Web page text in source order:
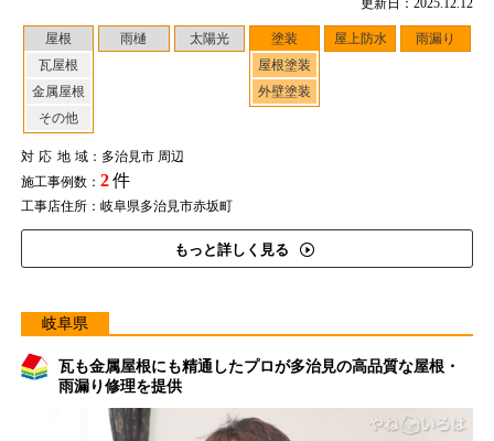
更新日：2025.12.12
屋根
瓦屋根
金属屋根
その他
雨樋 太陽光
塗装
屋根塗装
外壁塗装
屋上防水 雨漏り
対応地域：多治見市 周辺
施工事例数： 2件
工事店住所：岐阜県多治見市赤坂町
もっと詳しく見る
岐阜県
瓦も金属屋根にも精通したプロが多治見の高品質な屋根・
雨漏り修理を提供